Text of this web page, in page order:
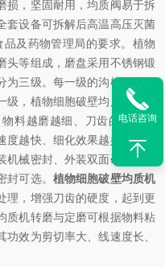
损，坚固耐用，均质阀易于拆
套设备可拆解后高温高压灭菌
及药物管理局的要求。植物
头等组成，磨盘采用不锈钢锻
三级。每一级的沟槽刀齿数
，植物细胞破壁均质机磨片
料越磨越细、刀齿的数量越
越快、细化效果越好。植物
械密封、外装双面硬质机械
可选。 植物细胞破壁均质机
理，增强刀齿的硬度，起到更
质机转磨与定磨可根据物料粘
效为剪切率大、线速度长、
电话咨询